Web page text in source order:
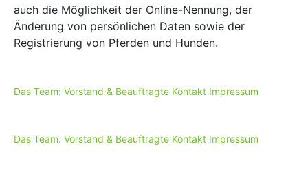
auch die Möglichkeit der Online-Nennung, der
Änderung von persönlichen Daten sowie der
Registrierung von Pferden und Hunden.
Das Team: Vorstand & Beauftragte Kontakt Impressum
Das Team: Vorstand & Beauftragte Kontakt Impressum